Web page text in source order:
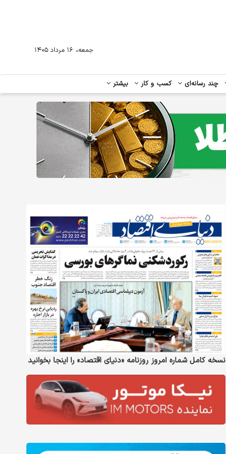
چند رسانه‌ای کسب و کار بیشتر
جمعه، ۱۶ مرداد ۱۴۰۵
نسخه کامل شماره امروز روزنامه «دنیای‌ اقتصاد» را اینجا بخوانید